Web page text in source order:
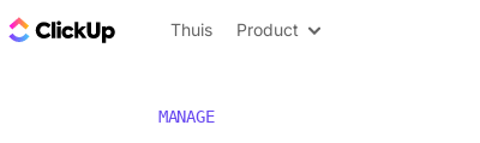
ClickUp Blog
Thuis Product
MANAGE